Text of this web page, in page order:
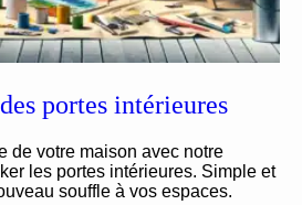
portes intérieures
de votre maison avec notre
les portes intérieures. Simple et
souffle à vos espaces.